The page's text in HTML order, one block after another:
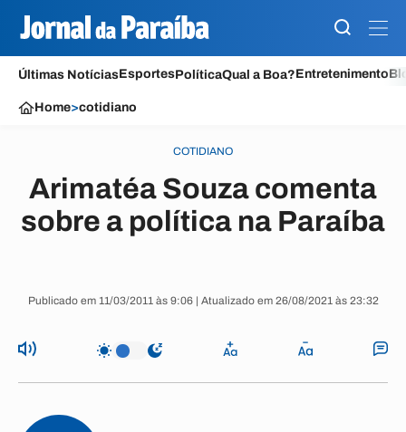
Últimas NotíciasEsportesPolíticaQual a Boa?Entretenimento
Home>cotidiano
COTIDIANO
Arimatéa Souza comenta
sobre a política na Paraíba
Publicado em 11/03/2011 às 9:06 | Atualizado em 26/08/2021 às 23:32